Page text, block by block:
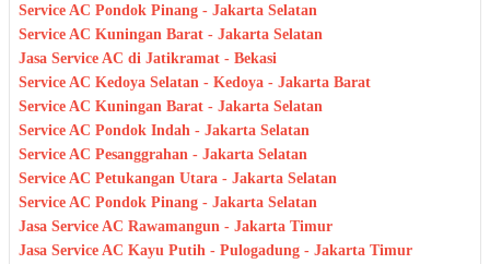
Service AC Pondok Pinang - Jakarta Selatan
Service AC Kuningan Barat - Jakarta Selatan
Jasa Service AC di Jatikramat - Bekasi
Service AC Kedoya Selatan - Kedoya - Jakarta Barat
Service AC Kuningan Barat - Jakarta Selatan
Service AC Pondok Indah - Jakarta Selatan
Service AC Pesanggrahan - Jakarta Selatan
Service AC Petukangan Utara - Jakarta Selatan
Service AC Pondok Pinang - Jakarta Selatan
Jasa Service AC Rawamangun - Jakarta Timur
Jasa Service AC Kayu Putih - Pulogadung - Jakarta Timur